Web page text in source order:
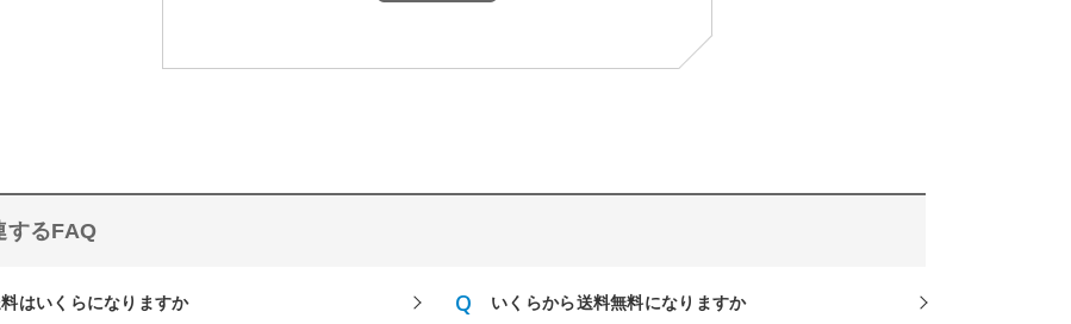
するFAQ
はいくらになりますか いくらから送料無料になりますか